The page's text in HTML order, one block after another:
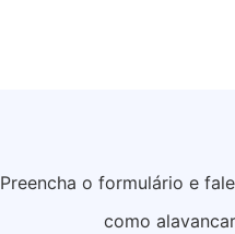
Preencha o formulário e
como